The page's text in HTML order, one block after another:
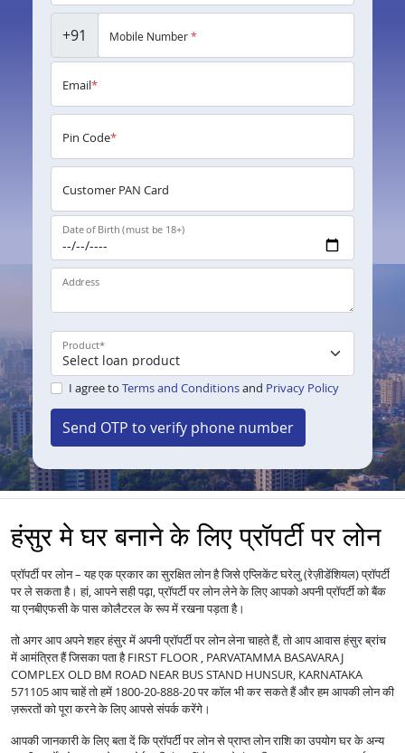
+91 Mobile Number*
Email*
Pin Code*
Customer PAN Card
Date of Birth (must be 18+)
Address
Product*
I agree to Terms and Conditionsand Privacy Policy
Send OTP to verify phone number
हंसुर मे घर बनाने के लिए प्रॉपर्टी पर लोन
प्रॉपर्टी पर लोन – यह एक प्रकार का सुरक्षित लोन है जिसे एप्लिकेंट घरेलु (रेज़ीडेंशियल) प्रॉपर्टी
पर ले सकता है। हां, आपने सही पढ़ा, प्रॉपर्टी पर लोन लेने के लिए आपको अपनी प्रॉपर्टी को बैंक
या एनबीएफसी के पास कोलैटरल के रूप में रखना पड़ता है।
तो अगर आप अपने शहर हंसुर में अपनी प्रॉपर्टी पर लोन लेना चाहते हैं, तो आप आवास हंसुर ब्रांच
में आमंत्रित हैं जिसका पता है FIRST FLOOR , PARVATAMMA BASAVARAJ
COMPLEX OLD BM ROAD NEAR BUS STAND HUNSUR, KARNATAKA
571105 आप चाहें तो हमें 1800-20-888-20 पर कॉल भी कर सकते हैं और हम आपकी लोन की
ज़रूरतों को पूरा करने के लिए आपसे संपर्क करेंगे।
आपकी जानकारी के लिए बता दें कि प्रॉपर्टी पर लोन से प्राप्त लोन राशि का उपयोग घर के अन्य